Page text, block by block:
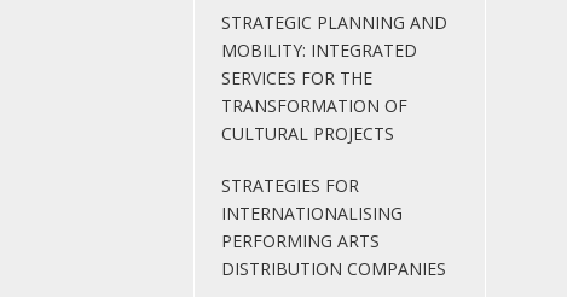
STRATEGIC PLANNING AND
MOBILITY: INTEGRATED
SERVICES FOR THE
TRANSFORMATION OF
CULTURAL PROJECTS
STRATEGIES FOR
INTERNATIONALISING
PERFORMING ARTS
DISTRIBUTION COMPANIES